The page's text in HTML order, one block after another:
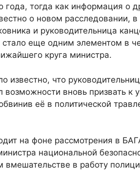
года, тогда как информация о
о новом расследовании,
и руководительница
стало еще одним элементом в
круга министра.
известно, что
возможности вновь призвать
её в политической
на фоне рассмотрения в
национальной
вмешательстве в работу